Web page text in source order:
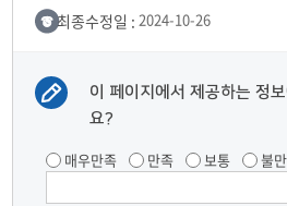
최종수정일 : 2024-10-26
이 페이지에서 제공하는 정
요?
매우만족 만족 보통 불